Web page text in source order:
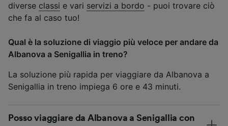
diverse classi e vari servizi a bordo - puoi trovare ciò
che fa al caso tuo!
Qual è la soluzione di viaggio più veloce per andare da
Albanova a Senigallia in treno?
La soluzione più rapida per viaggiare da Albanova a
Senigallia in treno impiega 6 ore e 43 minuti.
Posso viaggiare da Albanova a Senigallia con